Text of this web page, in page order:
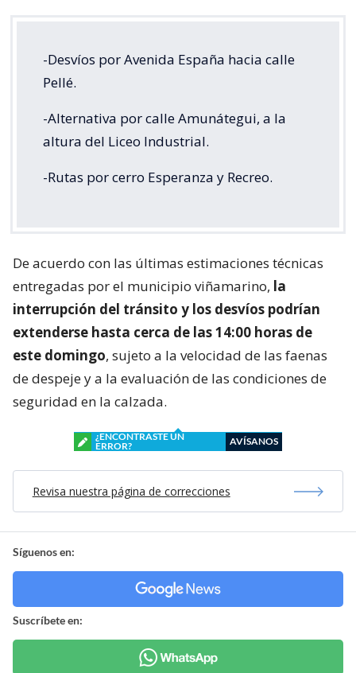
-Desvíos por Avenida España hacia calle
Pellé.
-Alternativa por calle Amunátegui, a la
altura del Liceo Industrial.
-Rutas por cerro Esperanza y Recreo.
De acuerdo con las últimas estimaciones técnicas
entregadas por el municipio viñamarino, la
interrupción del tránsito y los desvíos podrían
extenderse hasta cerca de las 14:00 horas de
este domingo, sujeto a la velocidad de las faenas
de despeje y a la evaluación de las condiciones de
seguridad en la calzada.
¿ENCONTRASTE UN
ERROR?
AVÍSANOS
Revisa nuestra página de correcciones
Síguenos en:
Suscríbete en: